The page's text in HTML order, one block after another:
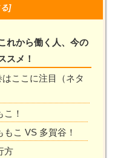
れから働く人、今の
スメ！
ここに注目（ネタ
！
こ VS 多賀谷！
方